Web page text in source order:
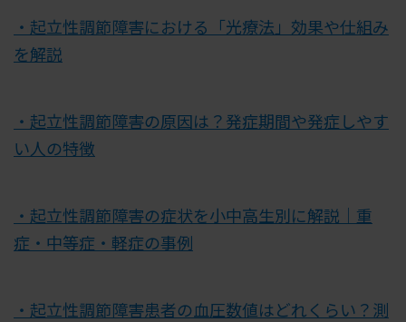
・起立性調節障害における「光療法」効果や仕組み
を解説
・起立性調節障害の原因は？発症期間や発症しやす
い人の特徴
・起立性調節障害の症状を小中高生別に解説｜重
症・中等症・軽症の事例
・起立性調節障害患者の血圧数値はどれくらい？測